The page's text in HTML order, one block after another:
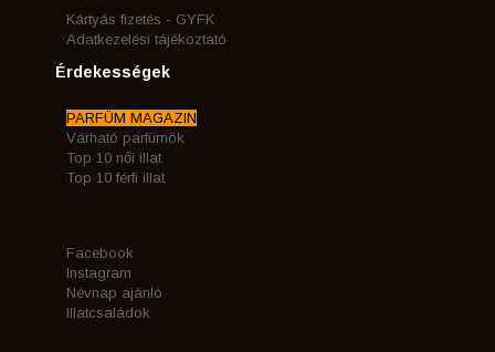
Kártyás fizetés - GYFK
Adatkezelési tájékoztató
Érdekességek
PARFÜM MAGAZIN
Várható parfümök
Top 10 női illat
Top 10 férfi illat
Facebook
Instagram
Névnap ajánló
Illatcsaládok